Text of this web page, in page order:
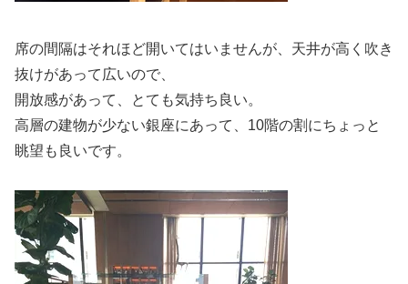
席の間隔はそれほど開いてはいませんが、天井が高く吹き
抜けがあって広いので、
開放感があって、とても気持ち良い。
高層の建物が少ない銀座にあって、10階の割にちょっと
眺望も良いです。